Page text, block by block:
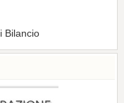
Bilancio